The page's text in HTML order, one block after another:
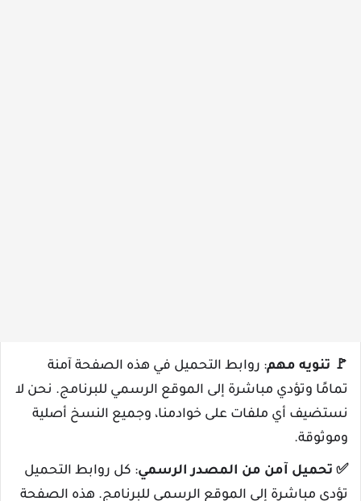
🚩 تنويه مهم: روابط التحميل في هذه الصفحة آمنة
تمامًا وتؤدي مباشرة إلى الموقع الرسمي للبرنامج. نحن لا
نستضيف أي ملفات على خوادمنا، وجميع النسخ أصلية
وموثوقة.
✅ تحميل آمن من المصدر الرسمي: كل روابط التحميل
تؤدي مباشرة إلى الموقع الرسمي للبرنامج. هذه الصفحة